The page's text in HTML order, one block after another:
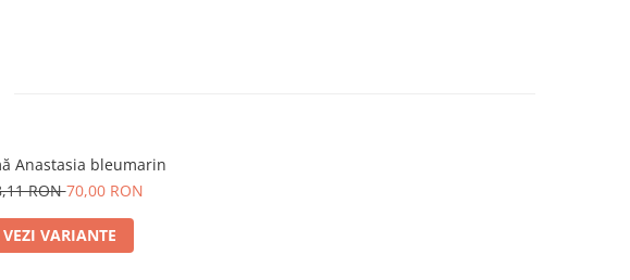
Anastasia bleumarin
RON70,00 RON
VEZI VARIANTE